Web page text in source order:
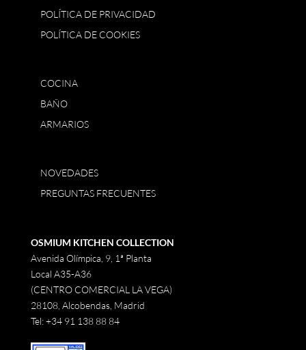
POLÍTICA DE PRIVACIDAD
POLÍTICA DE COOKIES
COCINA
BAÑO
ARMARIOS
NOVEDADES
PREGUNTAS FRECUENTES
OSMIUM KITCHEN COLLECTION
Avenida Olímpica, 9, 1ª Planta
Local A35-A36
(CENTRO COMERCIAL LA VEGA)
28108, Alcobendas, Madrid
Tel:+34 91 138 88 84